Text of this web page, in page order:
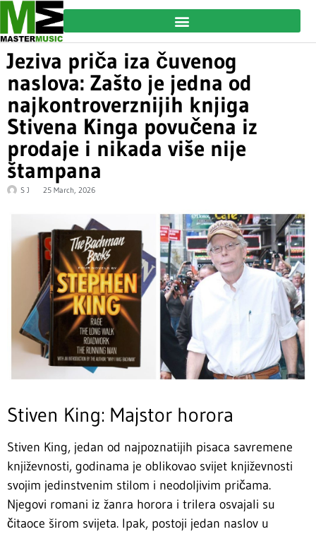
Jeziva priča iza čuvenog
naslova: Zašto je jedna od
najkontroverznijih knjiga
Stivena Kinga povučena iz
prodaje i nikada više nije
štampana
S J 25 March, 2026
Stiven King: Majstor horora
Stiven King, jedan od najpoznatijih pisaca savremene
književnosti, godinama je oblikovao svijet književnosti
svojim jedinstvenim stilom i neodoljivim pričama.
Njegovi romani iz žanra horora i trilera osvajali su
čitaoce širom svijeta. Ipak, postoji jedan naslov u